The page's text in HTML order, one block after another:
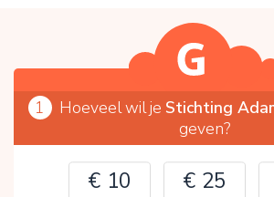
1 Hoeveel wil je Stichting
geven?
€ 10 € 25